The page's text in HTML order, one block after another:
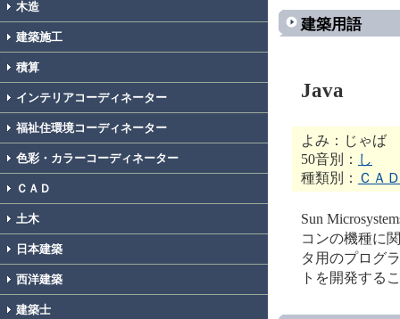
木造
建築施工
積算
インテリアコーディネーター
福祉住環境コーディネーター
色彩・カラーコーディネーター
ＣＡＤ
土木
日本建築
西洋建築
建築士
建築用語
Java
よみ：じゃば
50音別： し
種類別： ＣＡＤ
Sun
コンの機種に
タ用のプログ
トを開発する